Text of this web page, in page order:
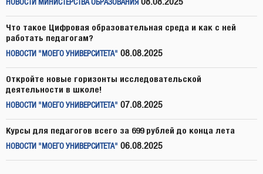
НОВОСТИ МИНИСТЕРСТВА ОБРАЗОВАНИЯ 08.08.2025
Что такое Цифровая образовательная среда и как с ней
работать педагогам?
НОВОСТИ "МОЕГО УНИВЕРСИТЕТА" 08.08.2025
Откройте новые горизонты исследовательской
деятельности в школе!
НОВОСТИ "МОЕГО УНИВЕРСИТЕТА" 07.08.2025
Курсы для педагогов всего за 699 рублей до конца лета
НОВОСТИ "МОЕГО УНИВЕРСИТЕТА" 06.08.2025